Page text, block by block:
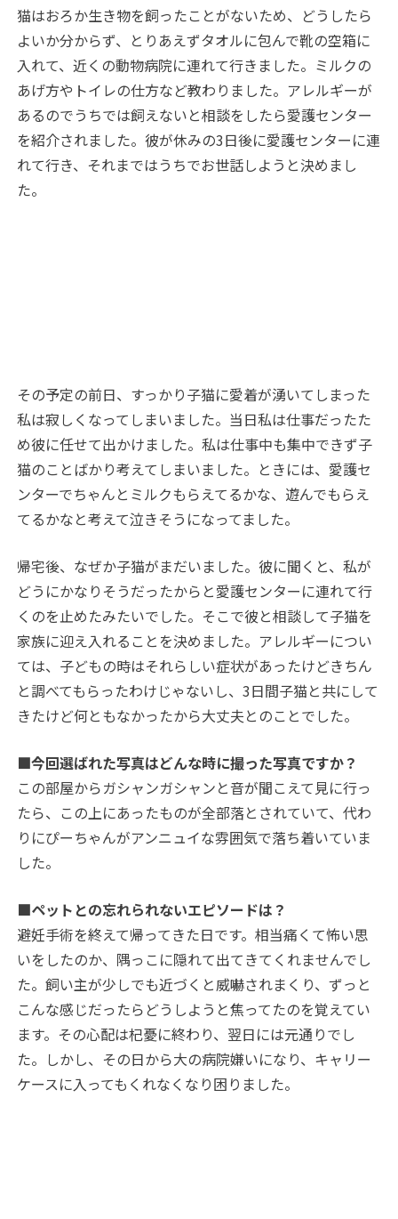
猫はおろか生き物を飼ったことがないため、どうしたら
よいか分からず、とりあえずタオルに包んで靴の空箱に
入れて、近くの動物病院に連れて行きました。ミルクの
あげ方やトイレの仕方など教わりました。アレルギーが
あるのでうちでは飼えないと相談をしたら愛護センター
を紹介されました。彼が休みの3日後に愛護センターに連
れて行き、それまではうちでお世話しようと決めまし
た。
その予定の前日、すっかり子猫に愛着が湧いてしまった
私は寂しくなってしまいました。当日私は仕事だったた
め彼に任せて出かけました。私は仕事中も集中できず子
猫のことばかり考えてしまいました。ときには、愛護セ
ンターでちゃんとミルクもらえてるかな、遊んでもらえ
てるかなと考えて泣きそうになってました。
帰宅後、なぜか子猫がまだいました。彼に聞くと、私が
どうにかなりそうだったからと愛護センターに連れて行
くのを止めたみたいでした。そこで彼と相談して子猫を
家族に迎え入れることを決めました。アレルギーについ
ては、子どもの時はそれらしい症状があったけどきちん
と調べてもらったわけじゃないし、3日間子猫と共にして
きたけど何ともなかったから大丈夫とのことでした。
■今回選ばれた写真はどんな時に撮った写真ですか？
この部屋からガシャンガシャンと音が聞こえて見に行っ
たら、この上にあったものが全部落とされていて、代わ
りにぴーちゃんがアンニュイな雰囲気で落ち着いていま
した。
■ペットとの忘れられないエピソードは？
避妊手術を終えて帰ってきた日です。相当痛くて怖い思
いをしたのか、隅っこに隠れて出てきてくれませんでし
た。飼い主が少しでも近づくと威嚇されまくり、ずっと
こんな感じだったらどうしようと焦ってたのを覚えてい
ます。その心配は杞憂に終わり、翌日には元通りでし
た。しかし、その日から大の病院嫌いになり、キャリー
ケースに入ってもくれなくなり困りました。